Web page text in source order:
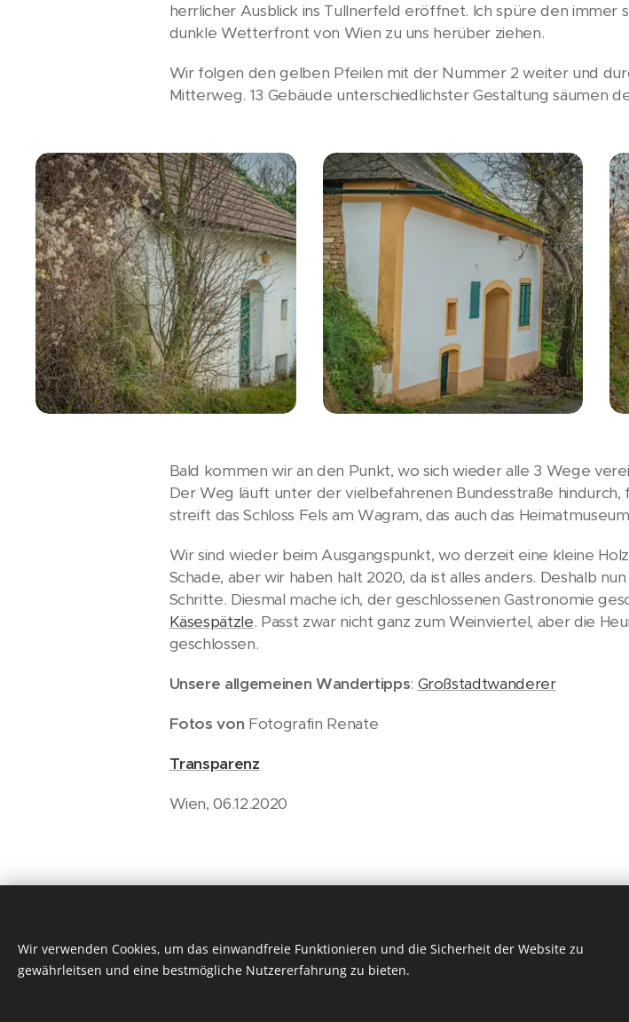
herrlicher Ausblick ins Tullnerfeld eröffnet. Ich spüre den
dunkle Wetterfront von Wien zu uns herüber ziehen.
Wir folgen den gelben Pfeilen mit der Nummer 2 weiter und
Mitterweg. 13 Gebäude unterschiedlichster Gestaltung säumen
Bald kommen wir an den Punkt, wo sich wieder alle 3 Wege
Der Weg läuft unter der vielbefahrenen Bundesstraße
streift das Schloss Fels am Wagram, das auch das
Wir sind wieder beim Ausgangspunkt, wo derzeit eine kleine
Schade, aber wir haben halt 2020, da ist alles anders. Deshalb
Schritte. Diesmal mache ich, der geschlossenen Gastronomie
Käsespätzle. Passt zwar nicht ganz zum Weinviertel, aber die
geschlossen.
Unsere allgemeinen Wandertipps: Großstadtwanderer
Fotos von Fotografin Renate
Transparenz
Wien, 06.12.2020
© 2026 ich will
Wir verwenden Cookies, um das einwandfreie Funktionieren und die Sicherheit der Website zu
gewährleitsen und eine bestmögliche Nutzererfahrung zu bieten.